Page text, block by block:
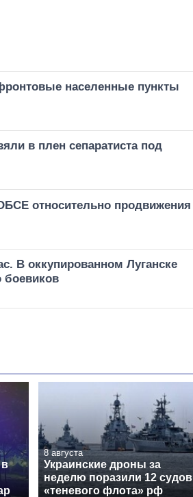
населенные пункты
в плен сепаратиста под
относительно продвижения
В оккупированном Луганске
боевиков
8 августа
Украинские дроны за
неделю поразили 12 судов
«теневого флота» рф